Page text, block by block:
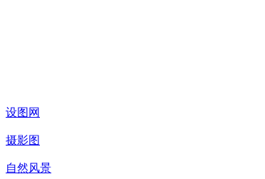
设图网
摄影图
自然风景